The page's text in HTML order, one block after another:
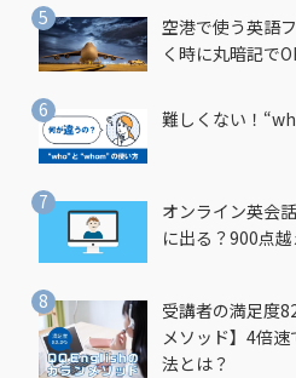
空港で使う英語
く時に丸暗記で
難しくない！
オンライン英会
に出る？900点
受講者の満足度
メソッド】4倍
法とは？